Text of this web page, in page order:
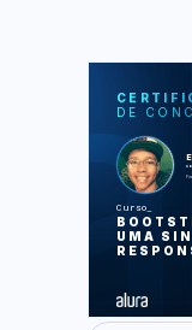
DE
Curso
UMA